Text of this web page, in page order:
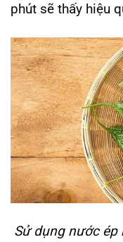
phút sẽ thấy hiệu
Sử dụng nước ép